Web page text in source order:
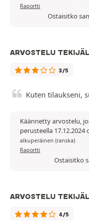
Raportti
Ostaisitko
ARVOSTELU
3/5
Kuten tilaukseni,
Käännetty arvostelu,
perusteella
alkuperäinen (ranska)
Raportti
Ostaisitko
ARVOSTELU
4/5